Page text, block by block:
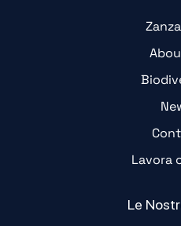
Lavora
Le